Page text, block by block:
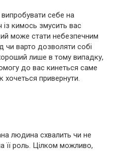
себе на
із кимось змусить вас
може стати небезпечним
чи варто дозволяти собі
лише в тому випадку,
до вас кинеться саме
хочеться привернути.
людина схвалить чи не
її роль. Цілком можливо,